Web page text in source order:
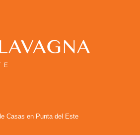
Casas en Punta del Este